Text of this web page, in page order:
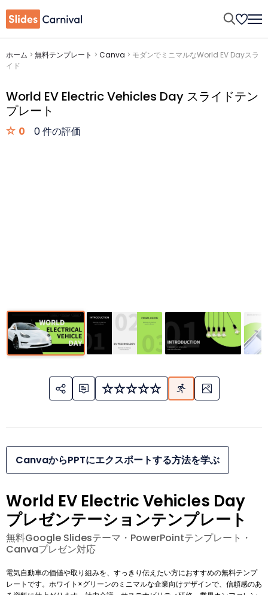
ホーム > 無料テンプレート > Canva > モダンでミニマルなWorld EV Dayスラ
イド
World EV Electric Vehicles Day スライドテン
プレート
0 0 件の評価
CanvaからPPTにエクスポートする方法を学ぶ
World EV Electric Vehicles Day
プレゼンテーションテンプレート
無料Google Slidesテーマ・PowerPointテンプレート・
Canvaプレゼン対応
電気自動車の価値や取り組みを、すっきり伝えたい方におすすめの無料テンプ
レートです。ホワイト×グリーンのミニマルな企業向けデザインで、信頼感のあ